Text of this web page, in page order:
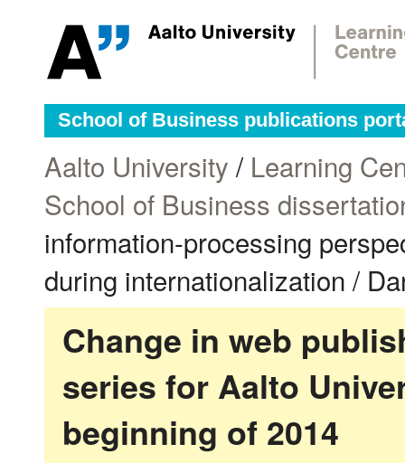
School of Business publications
Aalto University / Learning
School of Business
information-processing
during internationalization /
Change in web
series for Aalto
beginning of 2014